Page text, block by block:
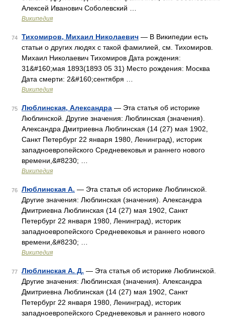
Алексей Иванович Соболевский …
Википедия
74 Тихомиров, Михаил Николаевич — В Википедии есть
статьи о других людях с такой фамилией, см. Тихомиров.
Михаил Николаевич Тихомиров Дата рождения:
31&#160;мая 1893(1893 05 31) Место рождения: Москва
Дата смерти: 2&#160;сентября …
Википедия
75 Люблинская, Александра — Эта статья об историке
Люблинской. Другие значения: Люблинская (значения).
Александра Дмитриевна Люблинская (14 (27) мая 1902,
Санкт Петербург 22 января 1980, Ленинград), историк
западноевропейского Средневековья и раннего нового
времени,&#8230; …
Википедия
76 Люблинская А. — Эта статья об историке Люблинской.
Другие значения: Люблинская (значения). Александра
Дмитриевна Люблинская (14 (27) мая 1902, Санкт
Петербург 22 января 1980, Ленинград), историк
западноевропейского Средневековья и раннего нового
времени,&#8230; …
Википедия
77 Люблинская А. Д. — Эта статья об историке Люблинской.
Другие значения: Люблинская (значения). Александра
Дмитриевна Люблинская (14 (27) мая 1902, Санкт
Петербург 22 января 1980, Ленинград), историк
западноевропейского Средневековья и раннего нового